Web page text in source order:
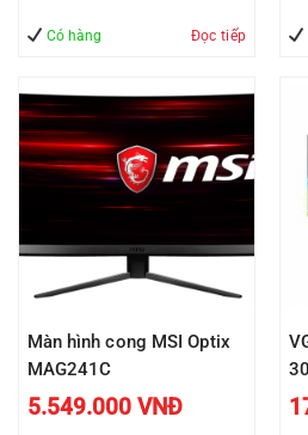
Có hàng Đọc tiếp
Màn hình cong MSI Optix
MAG241C
5.549.000 VNĐ